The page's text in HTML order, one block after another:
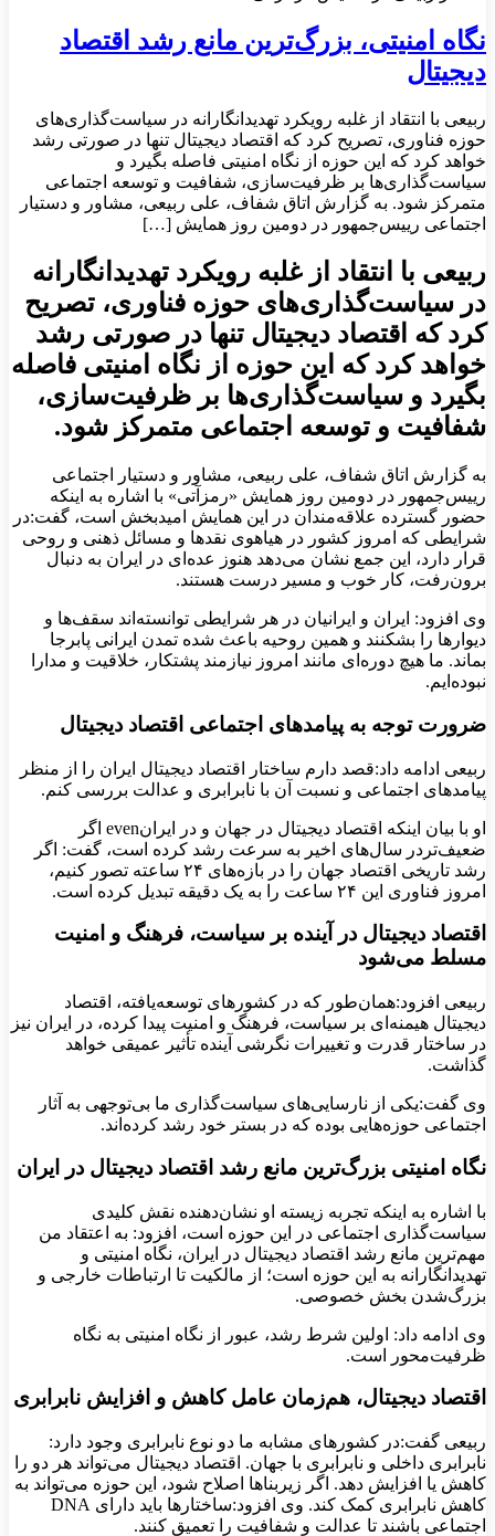
نگاه امنیتی، بزرگ‌ترین مانع رشد اقتصاد
دیجیتال
ربیعی با انتقاد از غلبه رویکرد تهدیدانگارانه در سیاست‌گذاری‌های
حوزه فناوری، تصریح کرد که اقتصاد دیجیتال تنها در صورتی رشد
خواهد کرد که این حوزه از نگاه امنیتی فاصله بگیرد و
سیاست‌گذاری‌ها بر ظرفیت‌سازی، شفافیت و توسعه اجتماعی
متمرکز شود. به گزارش اتاق شفاف، علی ربیعی، مشاور و دستیار
اجتماعی رییس‌جمهور در دومین روز همایش […]
ربیعی با انتقاد از غلبه رویکرد تهدیدانگارانه
در سیاست‌گذاری‌های حوزه فناوری، تصریح
کرد که اقتصاد دیجیتال تنها در صورتی رشد
خواهد کرد که این حوزه از نگاه امنیتی فاصله
بگیرد و سیاست‌گذاری‌ها بر ظرفیت‌سازی،
شفافیت و توسعه اجتماعی متمرکز شود.
به گزارش اتاق شفاف، علی ربیعی، مشاور و دستیار اجتماعی
رییس‌جمهور در دومین روز همایش «رمزآتی» با اشاره به اینکه
حضور گسترده علاقه‌مندان در این همایش امیدبخش است، گفت:در
شرایطی که امروز کشور در هیاهوی نقدها و مسائل ذهنی و روحی
قرار دارد، این جمع نشان می‌دهد هنوز عده‌ای در ایران به دنبال
برون‌رفت، کار خوب و مسیر درست هستند.
وی افزود: ایران و ایرانیان در هر شرایطی توانسته‌اند سقف‌ها و
دیوارها را بشکنند و همین روحیه باعث شده تمدن ایرانی پابرجا
بماند. ما هیچ دوره‌ای مانند امروز نیازمند پشتکار، خلاقیت و مدارا
نبوده‌ایم.
ضرورت توجه به پیامدهای اجتماعی اقتصاد دیجیتال
ربیعی ادامه داد:قصد دارم ساختار اقتصاد دیجیتال ایران را از منظر
پیامدهای اجتماعی و نسبت آن با نابرابری و عدالت بررسی کنم.
او با بیان اینکه اقتصاد دیجیتال در جهان و در ایرانeven اگر
ضعیف‌تردر سال‌های اخیر به سرعت رشد کرده است، گفت: اگر
رشد تاریخی اقتصاد جهان را در بازه‌های ۲۴ ساعته تصور کنیم،
امروز فناوری این ۲۴ ساعت را به یک دقیقه تبدیل کرده است.
اقتصاد دیجیتال در آینده بر سیاست، فرهنگ و امنیت
مسلط می‌شود
ربیعی افزود:همان‌طور که در کشورهای توسعه‌یافته، اقتصاد
دیجیتال هیمنه‌ای بر سیاست، فرهنگ و امنیت پیدا کرده، در ایران نیز
در ساختار قدرت و تغییرات نگرشی آینده تأثیر عمیقی خواهد
گذاشت.
وی گفت:یکی از نارسایی‌های سیاست‌گذاری ما بی‌توجهی به آثار
اجتماعی حوزه‌هایی بوده که در بستر خود رشد کرده‌اند.
نگاه امنیتی بزرگ‌ترین مانع رشد اقتصاد دیجیتال در ایران
با اشاره به اینکه تجربه زیسته او نشان‌دهنده نقش کلیدی
سیاست‌گذاری اجتماعی در این حوزه است، افزود: به اعتقاد من
مهم‌ترین مانع رشد اقتصاد دیجیتال در ایران، نگاه امنیتی و
تهدیدانگارانه به این حوزه است؛ از مالکیت تا ارتباطات خارجی و
بزرگ‌شدن بخش خصوصی.
وی ادامه داد: اولین شرط رشد، عبور از نگاه امنیتی به نگاه
ظرفیت‌محور است.
اقتصاد دیجیتال، هم‌زمان عامل کاهش و افزایش نابرابری
ربیعی گفت:در کشورهای مشابه ما دو نوع نابرابری وجود دارد:
نابرابری داخلی و نابرابری با جهان. اقتصاد دیجیتال می‌تواند هر دو را
کاهش یا افزایش دهد. اگر زیربناها اصلاح شود، این حوزه می‌تواند به
کاهش نابرابری کمک کند. وی افزود:ساختارها باید دارای DNA
اجتماعی باشند تا عدالت و شفافیت را تعمیق کنند.